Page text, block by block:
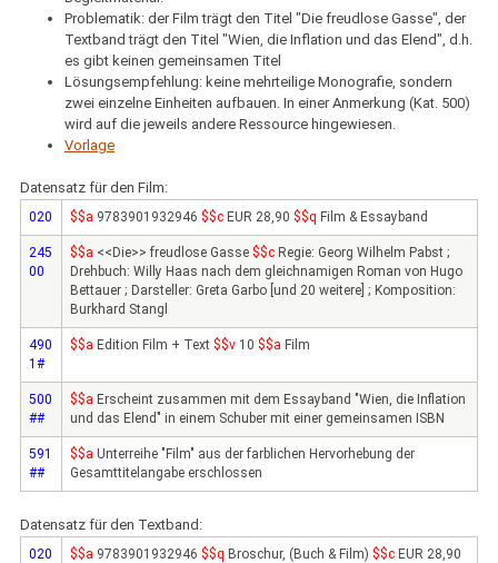
Problematik: der Film trägt den Titel "Die freudlose Gasse", der
Textband trägt den Titel "Wien, die Inflation und das Elend", d.h.
es gibt keinen gemeinsamen Titel
Lösungsempfehlung: keine mehrteilige Monografie, sondern
zwei einzelne Einheiten aufbauen. In einer Anmerkung (Kat. 500)
wird auf die jeweils andere Ressource hingewiesen.
Vorlage
Datensatz für den Film:
020 $$a 9783901932946 $$c EUR 28,90 $$q Film & Essayband
245
00
$$a <<Die>> freudlose Gasse $$c Regie: Georg Wilhelm Pabst ;
Drehbuch: Willy Haas nach dem gleichnamigen Roman von Hugo
Bettauer ; Darsteller: Greta Garbo [und 20 weitere] ; Komposition:
Burkhard Stangl
490
1#
$$a Edition Film + Text $$v 10 $$a Film
500
##
$$a Erscheint zusammen mit dem Essayband "Wien, die Inflation
und das Elend" in einem Schuber mit einer gemeinsamen ISBN
591
##
$$a Unterreihe "Film" aus der farblichen Hervorhebung der
Gesamttitelangabe erschlossen
Datensatz für den Textband:
020 $$a 9783901932946 $$q Broschur, (Buch & Film) $$c EUR 28,90